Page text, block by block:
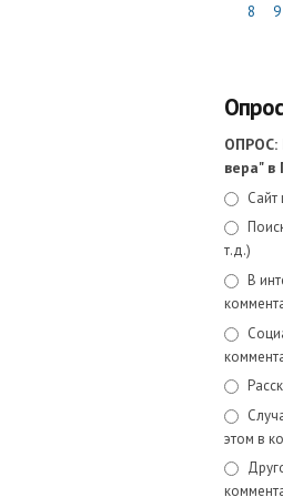
8
9
Опрос
ОПРОС:
вера" в
Сайт
т.д.)
В
этом в